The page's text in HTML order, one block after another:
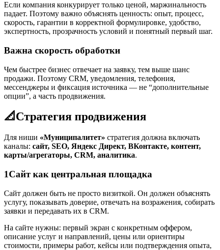
Если компания конкурирует только ценой, маржинальность
падает. Поэтому важно объяснять ценность: опыт, процесс,
скорость, гарантии в корректной формулировке, удобство,
экспертность, прозрачность условий и понятный первый шаг.
Важна скорость обработки
Чем быстрее бизнес отвечает на заявку, тем выше шанс
продажи. Поэтому CRM, уведомления, телефония,
мессенджеры и фиксация источника — не “дополнительные
опции”, а часть продвижения.
📐Стратегия продвижения
Для ниши «Муниципалитет» стратегия должна включать
каналы: сайт, SEO, Яндекс Директ, ВКонтакте, контент,
карты/агрегаторы, CRM, аналитика.
1Сайт как центральная площадка
Сайт должен быть не просто визиткой. Он должен объяснять
услугу, показывать доверие, отвечать на возражения, собирать
заявки и передавать их в CRM.
На сайте нужны: первый экран с конкретным оффером,
описание услуг и направлений, цены или ориентиры
стоимости, примеры работ, кейсы или подтверждения опыта,